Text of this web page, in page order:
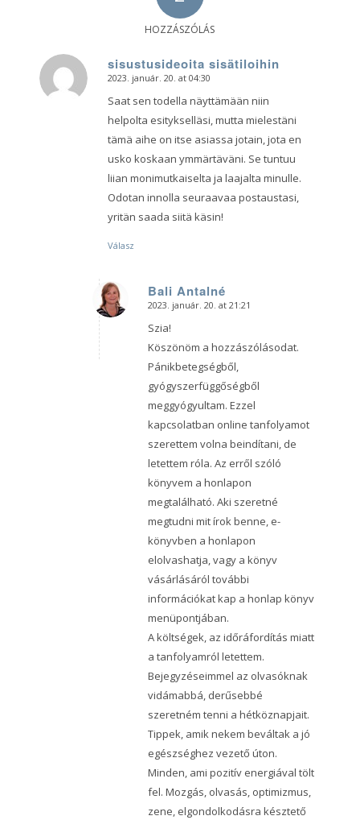
HOZZÁSZÓLÁS
sisustusideoita sisätiloihin
says:
2023. január. 20. at 04:30
Saat sen todella näyttämään niin
helpolta esitykselläsi, mutta mielestäni
tämä aihe on itse asiassa jotain, jota en
usko koskaan ymmärtäväni. Se tuntuu
liian monimutkaiselta ja laajalta minulle.
Odotan innolla seuraavaa postaustasi,
yritän saada siitä käsin!
Válasz
Bali Antalné
says:
2023. január. 20. at 21:21
Szia!
Köszönöm a hozzászólásodat.
Pánikbetegségből,
gyógyszerfüggőségből
meggyógyultam. Ezzel
kapcsolatban online tanfolyamot
szerettem volna beindítani, de
letettem róla. Az erről szóló
könyvem a honlapon
megtalálható. Aki szeretné
megtudni mit írok benne, e-
könyvben a honlapon
elolvashatja, vagy a könyv
vásárlásáról további
információkat kap a honlap könyv
menüpontjában.
A költségek, az időráfordítás miatt
a tanfolyamról letettem.
Bejegyzéseimmel az olvasóknak
vidámabbá, derűsebbé
szeretném tenni a hétköznapjait.
Tippek, amik nekem beváltak a jó
egészséghez vezető úton.
Minden, ami pozitív energiával tölt
fel. Mozgás, olvasás, optimizmus,
zene, elgondolkodásra késztető